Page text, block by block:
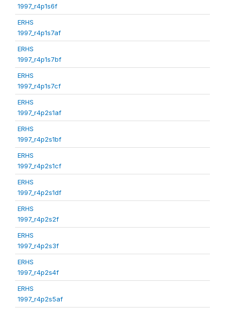
1997_r4p1s6f
ERHS
1997_r4p1s7af
ERHS
1997_r4p1s7bf
ERHS
1997_r4p1s7cf
ERHS
1997_r4p2s1af
ERHS
1997_r4p2s1bf
ERHS
1997_r4p2s1cf
ERHS
1997_r4p2s1df
ERHS
1997_r4p2s2f
ERHS
1997_r4p2s3f
ERHS
1997_r4p2s4f
ERHS
1997_r4p2s5af